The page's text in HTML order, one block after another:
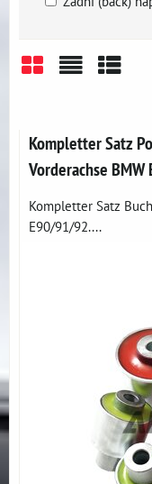
Kompletter Satz
Vorderachse
Kompletter Satz
E90/91/92....